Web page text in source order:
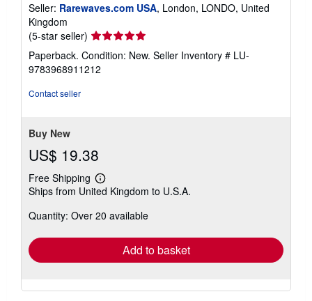
Seller: Rarewaves.com USA, London, LONDO, United
Kingdom
(5-star seller) Seller
rating
5
out
Paperback. Condition: New. Seller Inventory # LU-
9783968911212
Contact seller
Buy New
US$ 19.38
Free Shipping
Learn
more
shipping
Ships from United Kingdom to U.S.A.
Quantity: Over 20 available
Add to basket